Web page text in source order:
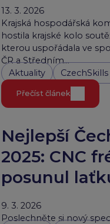
13. 3. 2026
Krajská hospodářská
hostila krajské kolo
kterou uspořádala ve
ČR a Středním…
Aktuality
Přečíst článek
Nejlepší
2025: CNC
posunul
9. 3. 2026
Poslechněte si nový